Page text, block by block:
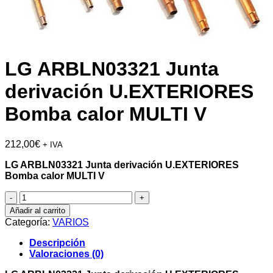
LG ARBLN03321 Junta
derivación U.EXTERIORES
Bomba calor MULTI V
212,00€ + IVA
LG ARBLN03321 Junta derivación U.EXTERIORES
Bomba calor MULTI V
LG
ARBLN03321
Junta
derivación
U.EXTERIORES
Bomba
calor
Añadir al carrito
Categoría: VARIOS
Descripción
Valoraciones (0)